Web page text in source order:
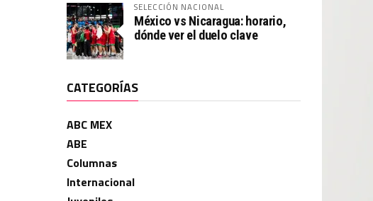
SELECCIÓN NACIONAL
México vs Nicaragua: horario,
dónde ver el duelo clave
CATEGORÍAS
ABC MEX
ABE
Columnas
Internacional